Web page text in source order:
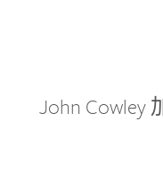
John Cowley